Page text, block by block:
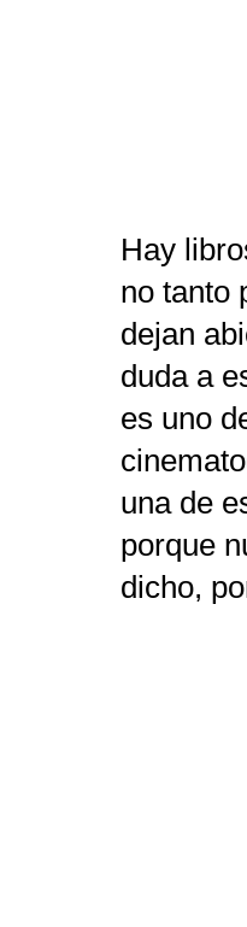
Hay
no tanto
dejan
duda a
es uno
una de
porque
dicho,